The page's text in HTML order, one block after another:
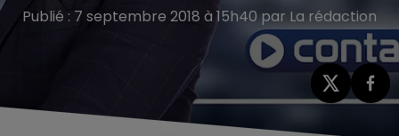
Publié : 7 septembre 2018 à 15h40 par La rédaction